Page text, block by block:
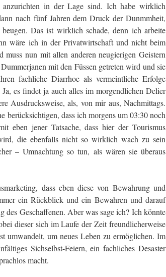
anzurichten in der Lage sind. Ich habe wirklich
nach fünf Jahren dem Druck der Dunmmheit,
Das ist wirklich schade, denn ich arbeite
wäre ich in der Privatwirtschaft und nicht beim
nun mit allen anderen neugierigen Geistern
mit den Füssen getreten wird und sie
fachliche Diarrhoe als vermeintliche Erfolge
es findet ja auch alles im morgendlichen Delier
Ausdrucksweise, als, von mir aus, Nachmittags.
berücksichtigen, dass ich morgens um 03:30 noch
eben jener Tatsache, dass hier der Tourismus
die ebenfalls nicht so wirklich wach zu sein
– Umnachtung so tun, als wären sie überaus
dass eben diese von Bewahrung und
ein Rückblick und ein Bewahren und darauf
des Geschaffenen. Aber was sage ich? Ich könnte
dieser sich im Laufe der Zeit freundlicherweise
umwandelt, um neues Leben zu ermöglichen. Im
Sichselbst-Feiern, ein fachliches Desaster
macht.